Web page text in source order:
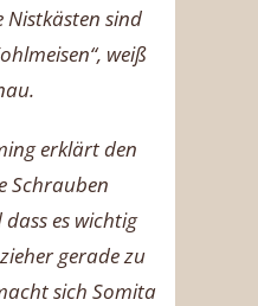
Nistkästen sind
weiß
erklärt den
Schrauben
es wichtig
gerade zu
sich Somita